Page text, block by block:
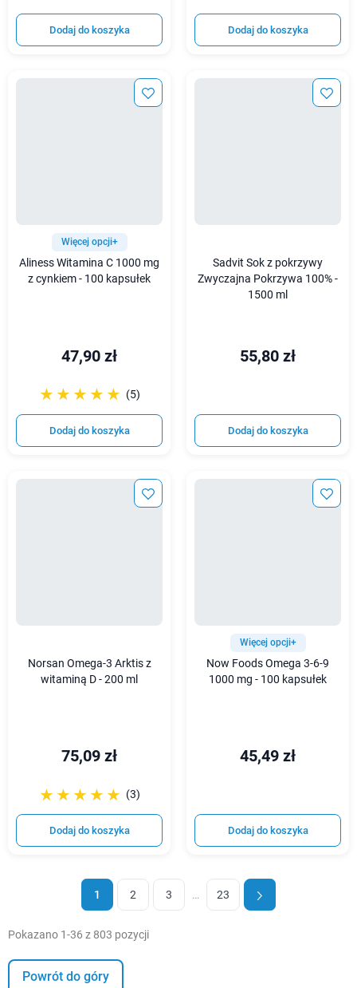
Dodaj do koszyka Dodaj do koszyka
Więcej opcji+
Aliness Witamina C 1000 mg
z cynkiem - 100 kapsułek
47,90 zł
☆☆☆☆☆
★★★★★ (5)
Dodaj do koszyka
Sadvit Sok z pokrzywy
Zwyczajna Pokrzywa 100% -
1500 ml
55,80 zł
Dodaj do koszyka
Norsan Omega-3 Arktis z
witaminą D - 200 ml
75,09 zł
☆☆☆☆☆
★★★★★ (3)
Dodaj do koszyka
Więcej opcji+
Now Foods Omega 3-6-9
1000 mg - 100 kapsułek
45,49 zł
Dodaj do koszyka
1 2 3 … 23
Pokazano 1-36 z 803 pozycji
Powrót do góry